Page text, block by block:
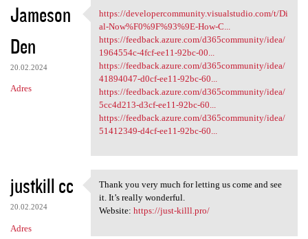
Jameson
Den
20.02.2024
Adres
https://developercommunity
https://developercommunity.visualstudio.com/t/Di
al-Now%F0%9F%93%9E-How-C...
https://feedback.azure.com/d365community/idea/
1964554c-4fcf-ee11-92bc-00...
https://feedback.azure.com/d365community/idea/
41894047-d0cf-ee11-92bc-60...
https://feedback.azure.com/d365community/idea/
5cc4d213-d3cf-ee11-92bc-60...
https://feedback.azure.com/d365community/idea/
51412349-d4cf-ee11-92bc-60...
justkill cc
20.02.2024
Adres
Thank you very much for
Thank you very much for letting us come and see
it. It’s really wonderful.
Website: https://just-killl.pro/